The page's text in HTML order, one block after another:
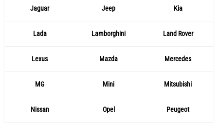
Jaguar Jeep Kia
Lada Lamborghini Land Rover
Lexus Mazda Mercedes
MG Mini Mitsubishi
Nissan Opel Peugeot